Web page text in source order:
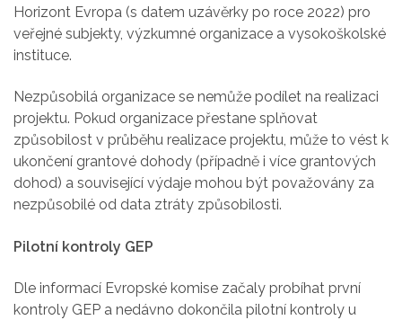
Horizont Evropa (s datem uzávěrky po roce 2022) pro
veřejné subjekty, výzkumné organizace a vysokoškolské
instituce.
Nezpůsobilá organizace se nemůže podílet na realizaci
projektu. Pokud organizace přestane splňovat
způsobilost v průběhu realizace projektu, může to vést k
ukončení grantové dohody (případně i více grantových
dohod) a související výdaje mohou být považovány za
nezpůsobilé od data ztráty způsobilosti.
Pilotní kontroly GEP
Dle informací Evropské komise začaly probíhat první
kontroly GEP a nedávno dokončila pilotní kontroly u